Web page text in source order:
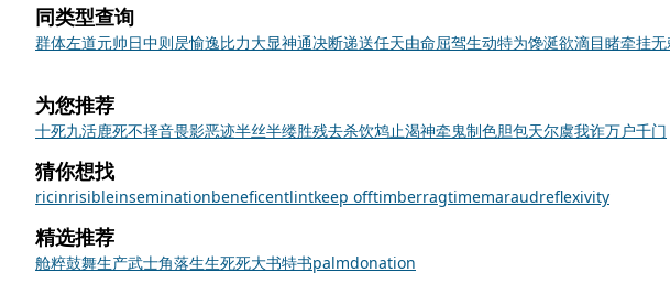
同类型查询
群体左道元帅日中则昃愉逸比力大显神通决断递送任天由命屈驾生动特为馋涎欲滴目睹牵挂无
为您推荐
十死九活鹿死不择音畏影恶迹半丝半缕胜残去杀饮鸩止渴神牵鬼制色胆包天尔虞我诈万户千门
猜你想找
ricinrisibleinseminationbeneficentlintkeep offtimberragtimemaraudreflexivity
精选推荐
舱粹鼓舞生产武士角落生生死死大书特书palmdonation